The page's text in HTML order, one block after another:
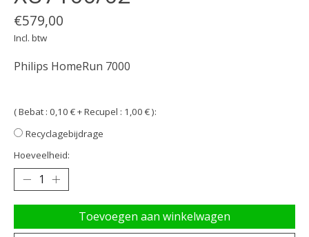
€579,00
Incl. btw
Philips HomeRun 7000
( Bebat : 0,10 € + Recupel : 1,00 € ):
Recyclagebijdrage
Hoeveelheid:
Toevoegen aan winkelwagen